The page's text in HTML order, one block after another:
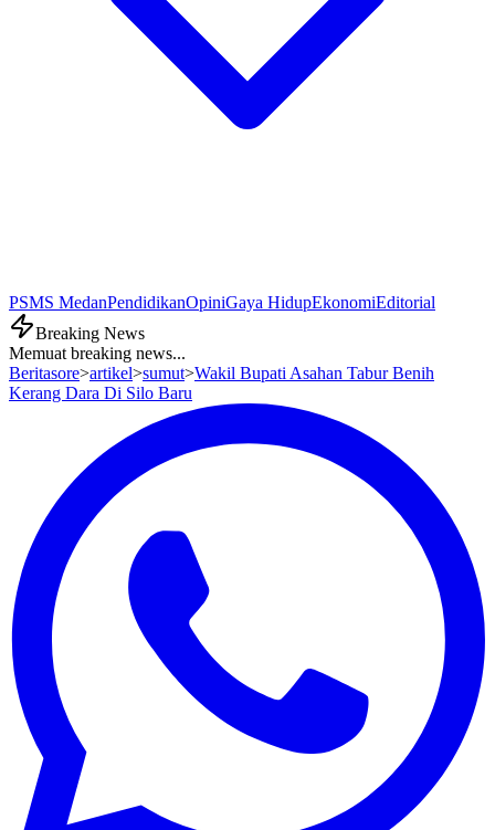
PSMS MedanPendidikanOpiniGaya HidupEkonomiEditorial
Breaking News
Memuat breaking news...
Beritasore>artikel>sumut>Wakil Bupati Asahan Tabur Benih
Kerang Dara Di Silo Baru